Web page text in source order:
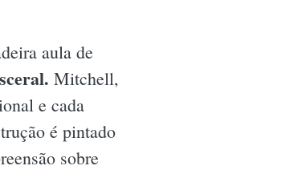
aula de
Mitchell,
e cada
é pintado
sobre